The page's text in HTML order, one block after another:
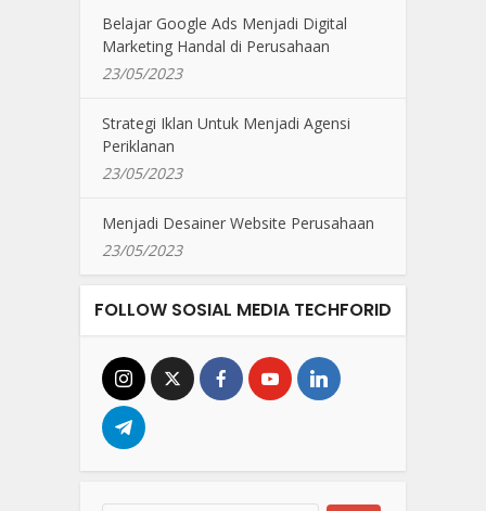
Belajar Google Ads Menjadi Digital
Marketing Handal di Perusahaan
23/05/2023
Strategi Iklan Untuk Menjadi Agensi
Periklanan
23/05/2023
Menjadi Desainer Website Perusahaan
23/05/2023
FOLLOW SOSIAL MEDIA TECHFORID